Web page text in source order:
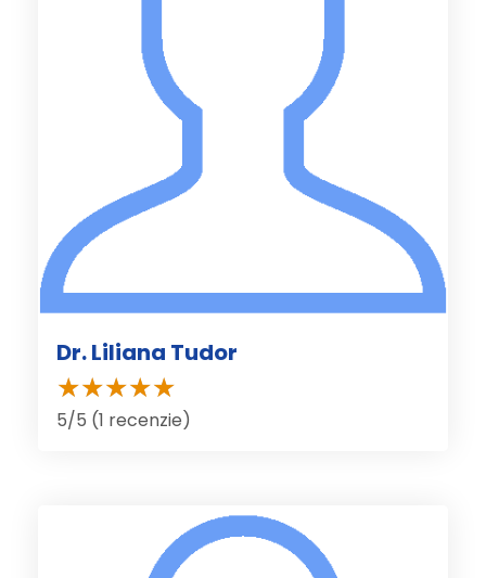
Dr. Liliana Tudor
5/5 (1 recenzie)